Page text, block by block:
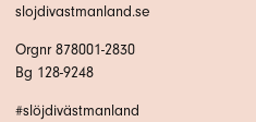
slojdivastmanland.se
Orgnr 878001-2830
Bg 128-9248
#slöjdivästmanland